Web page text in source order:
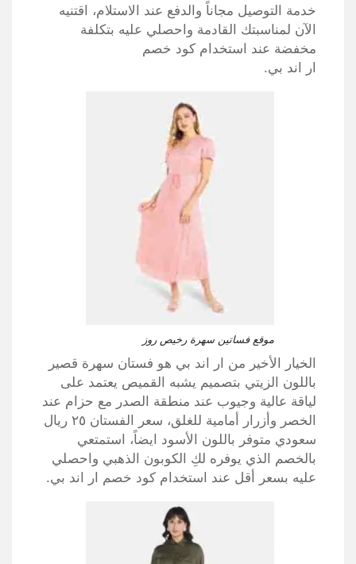
خدمة التوصيل مجاناً والدفع عند الاستلام، اقتنيه
الآن لمناسبتك القادمة واحصلي عليه بتكلفة
مخفضة عند استخدام كود خصم
ار اند بي.
موقع فساتين سهرة رخيص روز
الخيار الأخير من ار اند بي هو فستان سهرة قصير
باللون الزيتي بتصميم يشبه القميص يعتمد على
لياقة عالية وجيوب عند منطقة الصدر مع حزام عند
الخصر وأزرار أمامية للغلق، سعر الفستان ٢٥ ريال
سعودي متوفر باللون الأسود ايضاً، استمتعي
بالخصم الذي يوفره لكِ الكوبون الذهبي واحصلي
عليه بسعر أقل عند استخدام كود خصم ار اند بي.